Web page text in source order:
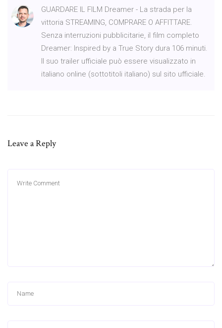
GUARDARE IL FILM Dreamer - La strada per la
vittoria STREAMING, COMPRARE O AFFITTARE.
Senza interruzioni pubblicitarie, il film completo
Dreamer: Inspired by a True Story dura 106 minuti.
Il suo trailer ufficiale può essere visualizzato in
italiano online (sottotitoli italiano) sul sito ufficiale.
Leave a Reply